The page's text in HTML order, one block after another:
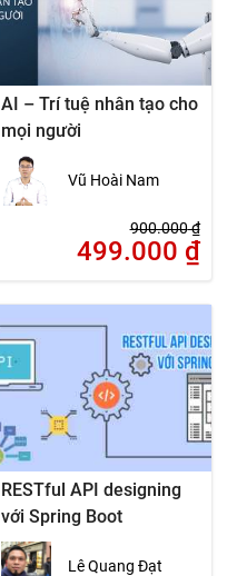
AI – Trí tuệ nhân tạo cho
mọi người
Vũ Hoài Nam
900.000₫
499.000 ₫
RESTful API designing
với Spring Boot
Lê Quang Đạt